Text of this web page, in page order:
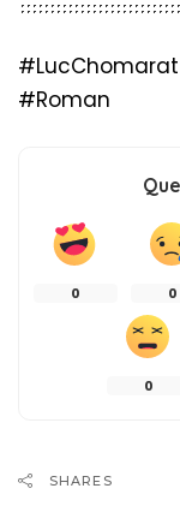
#Roman
0 0
0
SHARES